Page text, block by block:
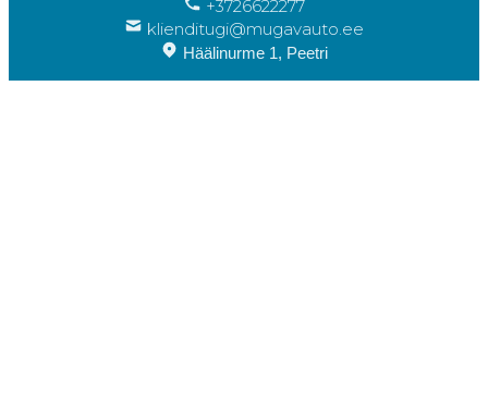
+3726622277
klienditugi@mugavauto.ee
Häälinurme 1, Peetri